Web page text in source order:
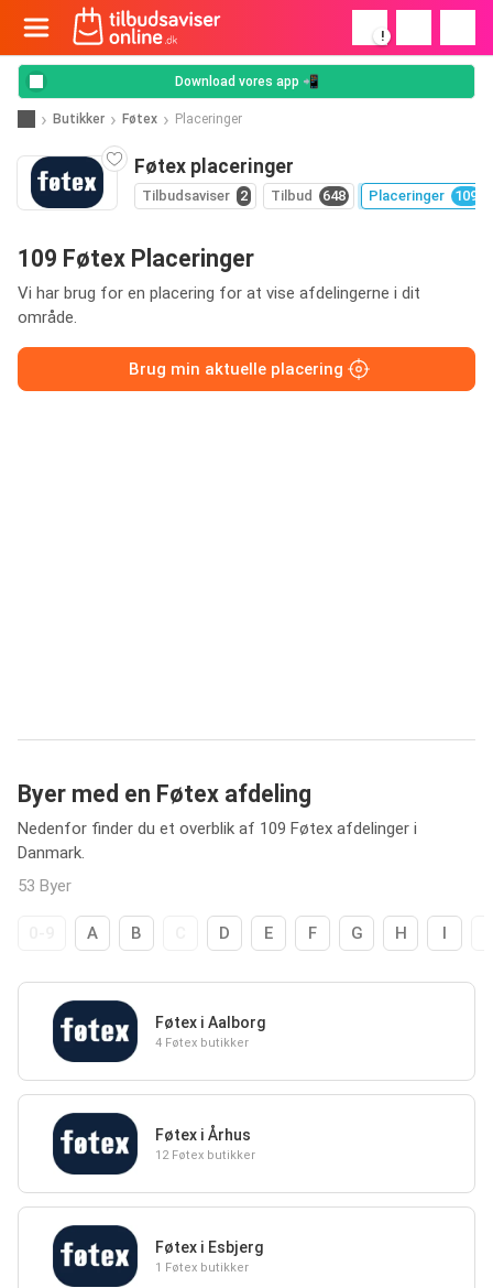
!
Download vores app 📲
Butikker Føtex Placeringer
Føtex placeringer
Tilbudsaviser 2 Tilbud 648 Placeringer 109
109 Føtex Placeringer
Vi har brug for en placering for at vise afdelingerne i dit
område.
Brug min aktuelle placering
Byer med en Føtex afdeling
Nedenfor finder du et overblik af 109 Føtex afdelinger i
Danmark.
53 Byer
A B D E F G H I
Føtex i Aalborg
4 Føtex butikker
Føtex i Århus
12 Føtex butikker
Føtex i Esbjerg
1 Føtex butikker